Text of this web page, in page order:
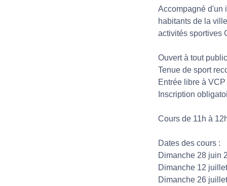
Accompagné d'un
habitants de la
activités sportives
Ouvert à tout
Tenue de sport
Entrée libre à
Inscription
Cours de 11h à
Dates des cours :
Dimanche 28 juin
Dimanche 12
Dimanche 26